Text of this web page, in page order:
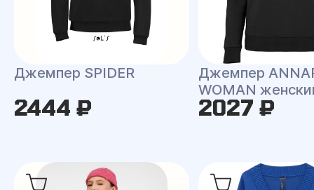
Джемпер SPIDER
2444 ₽
Джемпер
WOMAN
2027 ₽